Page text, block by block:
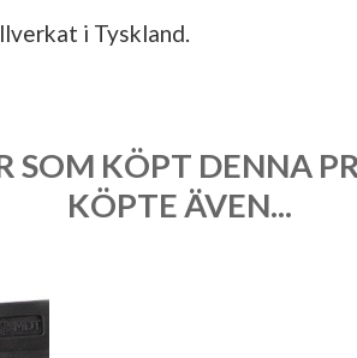
i Tyskland.
SOM KÖPT DENNA
KÖPTE ÄVEN...